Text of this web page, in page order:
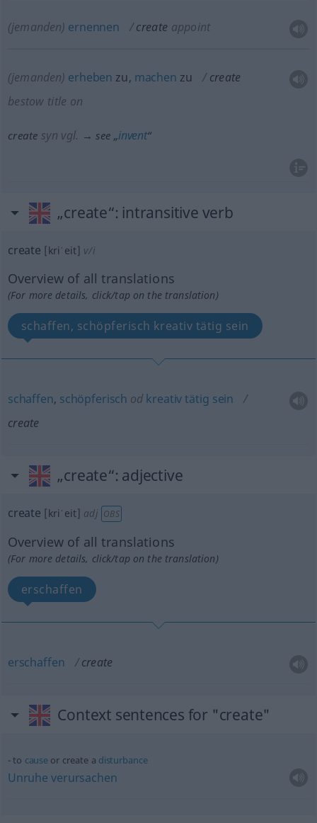
(jemanden) ernennen create appoint
(jemanden) erheben zu, machen zu
create
bestow title on
create syn vgl. → see „invent“
„create“: intransitive verb
create [kriˈeit] v/i
Overview of all translations
(For more details, click/tap on the translation)
schaffen, schöpferisch kreativ tätig sein
schaffen, schöpferisch od kreativtätig sein
create
„create“: adjective
create [kriˈeit] adj OBS
Overview of all translations
(For more details, click/tap on the translation)
erschaffen
erschaffen create
Context sentences for "create"
to cause or create a disturbance
Unruhe verursachen